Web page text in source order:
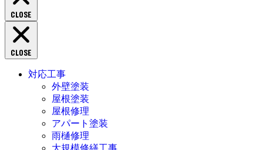
CLOSE
CLOSE
対応工事
外壁塗装
屋根塗装
屋根修理
アパート塗装
雨樋修理
大規模修繕工事